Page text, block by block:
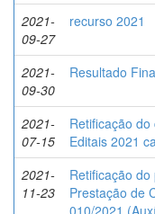
2021-
09-27
recurso 2021
2021-
09-30
Resultado
2021-
07-15
Retificação
Editais 2021
2021-
11-23
Retificação
Prestação de
010/2021